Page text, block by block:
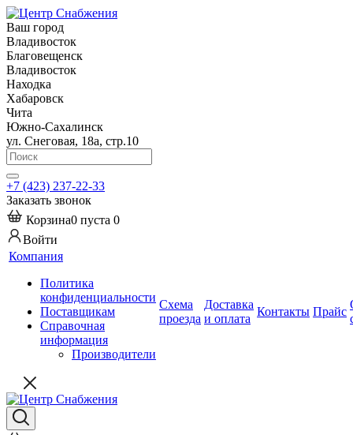
Ваш город
Владивосток
Благовещенск
Владивосток
Находка
Хабаровск
Чита
Южно-Сахалинск
ул. Снеговая, 18а, стр.10
+7 (423) 237-22-33
Заказать звонок
Корзина0 пуста 0
Войти
Компания
Политика
конфиденциальности
Поставщикам
Справочная
информация
Производители
Схема
проезда
Доставка
и оплата
Контакты Прайс